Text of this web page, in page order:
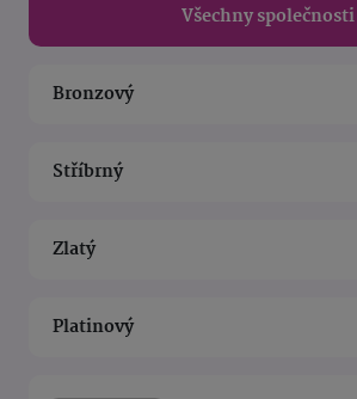
Všechny společnosti
Bronzový
Stříbrný
Zlatý
Platinový